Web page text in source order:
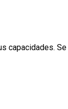
capacidades.